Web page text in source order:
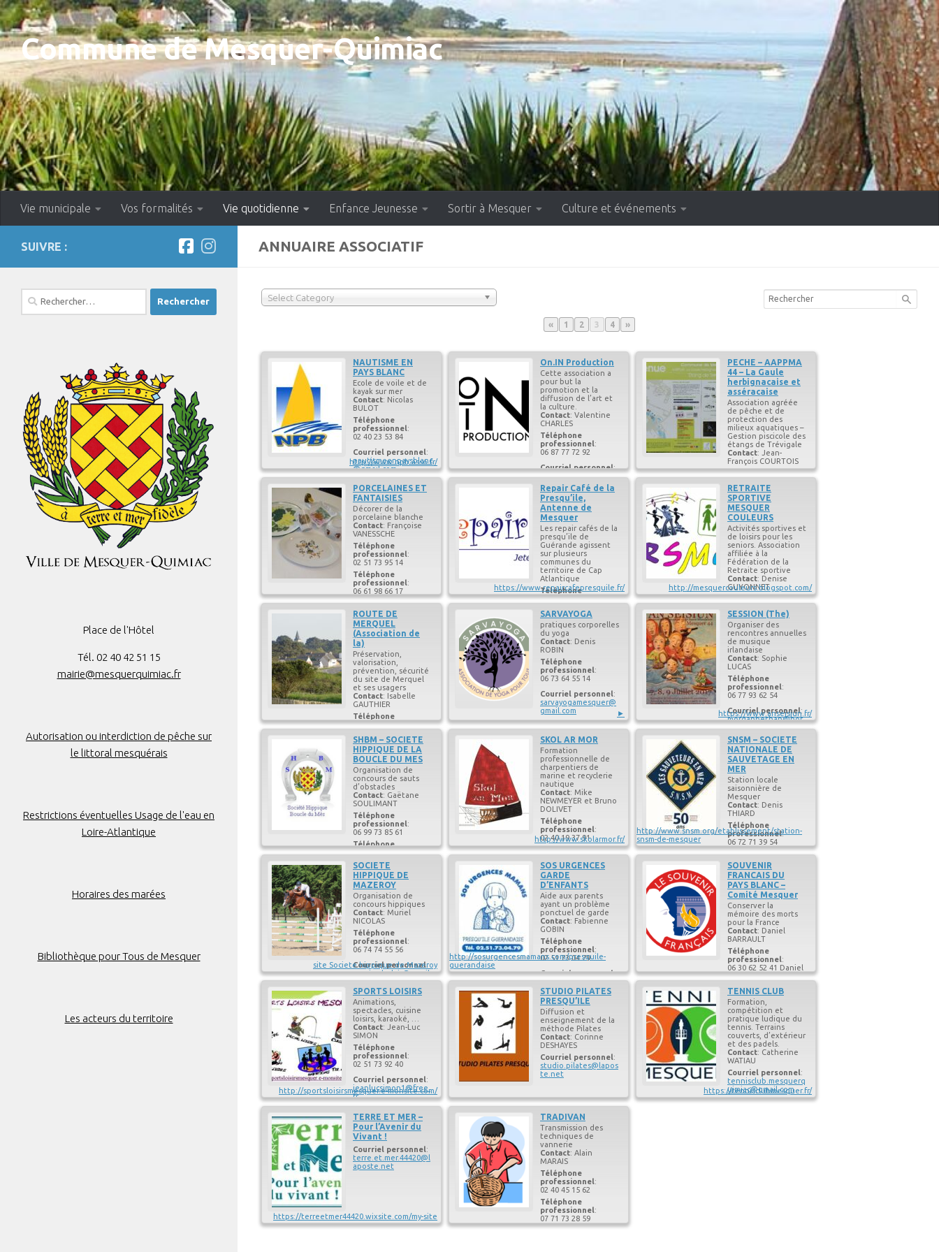
Skip to content
Commune de Mesquer-Quimiac
Vie municipale Vos formalités Vie quotidienne Enfance Jeunesse Sortir à Mesquer Culture et événements
ANNUAIRE ASSOCIATIF
Select Category
« Page
1 Page
2 Page
3 Page
4 »
NAUTISME EN
PAYS BLANC
Ecole de voile et de
kayak sur mer
Contact: Nicolas
BULOT
Téléphone
professionnel:
02 40 23 53 84
Courriel personnel:
nautismeenpaysblanc
@gmail.com
http://www.npb.asso.fr/
On.IN Production
Cette association a
pour but la
promotion et la
diffusion de l’art et
la culture.
Contact: Valentine
CHARLES
Téléphone
professionnel:
06 87 77 72 92
Courriel personnel:
on.in.production44@
gmail.com
PECHE – AAPPMA
44 – La Gaule
herbignacaise et
asséracaise
Association agréée
de pêche et de
protection des
milieux aquatiques –
Gestion piscicole des
étangs de Trévigale
Contact: Jean-
François COURTOIS
Téléphone
06 45 02 65 48
Courriel personnel
gaule-herbignacaise-
asseracaise@aappma
44.fr
PORCELAINES ET
FANTAISIES
Décorer de la
porcelaine blanche
Contact: Françoise
VANESSCHE
Téléphone
professionnel:
02 51 73 95 14
Téléphone
professionnel:
06 61 98 66 17
andre.vanessche@or
ange.fr
Repair Café de la
Presqu’ile,
Antenne de
Mesquer
Les repair cafés de la
presqu’ile de
Guérande agissent
sur plusieurs
communes du
territoire de Cap
Atlantique
Téléphone
professionnel:
Téléphone
professionnel:
06 71 11 86 57
Courriel personnel
michel-
rault2@orange.fr
https://www.repaircafepresquile.fr/
RETRAITE
SPORTIVE
MESQUER
COULEURS
Activités sportives et
de loisirs pour les
seniors. Association
affiliée à la
Fédération de la
Retraite sportive
Contact: Denise
GUYONNET
Téléphone
06 74 49 72 33
Courriel personnel:
rsmc44350@gmail.co
m
http://mesquercouleurs.blogspot.com/
ROUTE DE
MERQUEL
(Association de
la)
Préservation,
valorisation,
prévention, sécurité
du site de Merquel
et ses usagers
Contact: Isabelle
GAUTHIER
Téléphone
professionnel:
Courriel personnel
routedemerquel@g
mail.com
SARVAYOGA
pratiques corporelles
du yoga
Contact: Denis
ROBIN
Téléphone
professionnel:
06 73 64 55 14
Courriel personnel:
sarvayogamesquer@
gmail.com
►
SESSION (The)
Organiser des
rencontres annuelles
de musique
irlandaise
Contact: Sophie
LUCAS
Téléphone
professionnel:
06 77 93 62 54
Courriel personnel:
morganbethan@hot
mail.com
https://www.anseisiun.fr/
SHBM – SOCIETE
HIPPIQUE DE LA
BOUCLE DU MES
Organisation de
concours de sauts
d’obstacles
Contact: Gaëtane
SOULIMANT
Téléphone
professionnel:
06 99 73 85 61
Téléphone
professionnel:
0240425039
Courriel personnel
g.soulimant@wanad
oo.fr
SKOL AR MOR
Formation
professionnelle de
charpentiers de
marine et recyclerie
nautique
Contact: Mike
NEWMEYER et Bruno
DOLIVET
Téléphone
professionnel:
02 40 19 37 91
Téléphone
06 33 10 03 20
Courriel personnel
contact@skolarmor.fr
http://www.skolarmor.fr/
SNSM – SOCIETE
NATIONALE DE
SAUVETAGE EN
MER
Station locale
saisonnière de
Mesquer
Contact: Denis
THIARD
Téléphone
professionnel:
06 72 71 39 54
Courriel personnel:
president.mesquer@
snsm.org
http://www.snsm.org/etablissement/station-
snsm-de-mesquer
SOCIETE
HIPPIQUE DE
MAZEROY
Organisation de
concours hippiques
Contact: Muriel
NICOLAS
Téléphone
professionnel:
06 74 74 55 56
Courriel personnel:
ecuries.belair@gmail.
com
site Societe hippique de Mazeroy
SOS URGENCES
GARDE
D’ENFANTS
Aide aux parents
ayant un problème
ponctuel de garde
Contact: Fabienne
GOBIN
Téléphone
professionnel:
02 51 73 04 79
Courriel personnel:
ileguerandaise@sosu
rgensegardenfantf.or
g
http://sosurgencesmamans.com/presquile-
guerandaise
SOUVENIR
FRANCAIS DU
PAYS BLANC –
Comité Mesquer
Conserver la
mémoire des morts
pour la France
Contact: Daniel
BARRAULT
Téléphone
professionnel:
06 30 62 52 41 Daniel
BARRAULT
Téléphone
professionnel:
06 07 43 06 81
Yannick BOURBIN
Courriel personnel
baloumataf@orange.
frDanielBARRAULT
Courriel personnel
yannic.bourbin@wan
adoo.fr
SPORTS LOISIRS
Animations,
spectacles, cuisine
loisirs, karaoké, …
Contact: Jean-Luc
SIMON
Téléphone
professionnel:
02 51 73 92 40
Courriel personnel:
jeanlucsimon1@free.
fr
http://sportsloisirsmesquer.e-monsite.com/
STUDIO PILATES
PRESQU’ILE
Diffusion et
enseignement de la
méthode Pilates
Contact: Corinne
DESHAYES
Courriel personnel:
studio.pilates@lapos
te.net
TENNIS CLUB
Formation,
compétition et
pratique ludique du
tennis. Terrains
couverts, d’extérieur
et des padels.
Contact: Catherine
WATIAU
Courriel personnel:
tennisclub.mesquerq
uimiac@gmail.com
https://tennisclubmesquer.fr/
TERRE ET MER –
Pour l’Avenir du
Vivant !
Courriel personnel:
terre.et.mer.44420@l
aposte.net
https://terreetmer44420.wixsite.com/my-site
TRADIVAN
Transmission des
techniques de
vannerie
Contact: Alain
MARAIS
Téléphone
professionnel:
02 40 45 15 62
Téléphone
professionnel:
07 71 73 28 59
SUIVRE :
Rechercher :
Place de l'Hôtel
Tél. 02 40 42 51 15
mairie@mesquerquimiac.fr
Autorisation ou interdiction de pêche sur
le littoral mesquérais
Restrictions éventuelles Usage de l'eau en
Loire-Atlantique
Horaires des marées
Bibliothèque pour Tous de Mesquer
Les acteurs du territoire